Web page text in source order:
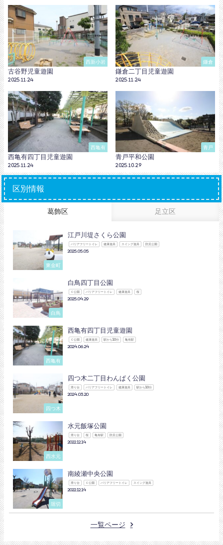
西新小岩
古谷野児童遊園
2025.11.24
鎌倉
鎌倉二丁目児童遊園
2025.11.24
西亀有
西亀有四丁目児童遊園
2025.11.24
青戸
青戸平和公園
2025.10.29
区別情報
葛飾区 足立区
東金町
江戸川堤さくら公園
バリアフリートイレ 健康遊具 スイング遊具 防災公園
2025.05.05
白鳥
白鳥四丁目公園
Ｃ公園 バリアフリートイレ 健康遊具 桜
2025.04.29
西亀有
西亀有四丁目児童遊園
Ｃ公園 健康遊具 駅から10分 亀有駅
2024.06.24
四つ木
四つ木二丁目わんぱく公園
滑り台 バリアフリートイレ 健康遊具 駅から10分
2024.03.20
西水元
水元飯塚公園
滑り台 桜 亀有駅 防災公園
2022.12.14
堀切
南綾瀬中央公園
滑り台 Ｃ公園 バリアフリートイレ スイング遊具
2022.12.14
一覧ページ